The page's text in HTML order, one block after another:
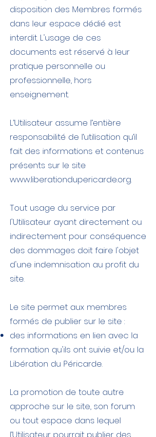
disposition des Membres formés
dans leur espace dédié est
interdit. L'usage de ces
documents est réservé à leur
pratique personnelle ou
professionnelle, hors
enseignement.
L’Utilisateur assume l’entière
responsabilité de l’utilisation qu’il
fait des informations et contenus
présents sur le site
www.liberationdupericarde.org.
Tout usage du service par
l'Utilisateur ayant directement ou
indirectement pour conséquence
des dommages doit faire l'objet
d'une indemnisation au profit du
site.
Le site permet aux membres
formés de publier sur le site :
des informations en lien avec la
formation qu'ils ont suivie et/ou la
Libération du Péricarde.
La promotion de toute autre
approche sur le site, son forum
ou tout espace dans lequel
l’Utilisateur pourrait publier des